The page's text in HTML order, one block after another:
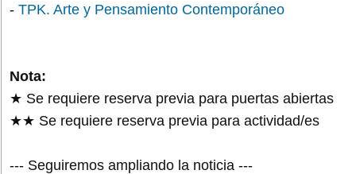
- TPK. Arte y Pensamiento Contemporáneo
Nota:
★ Se requiere reserva previa para puertas abiertas
★★ Se requiere reserva previa para actividad/es
--- Seguiremos ampliando la noticia ---